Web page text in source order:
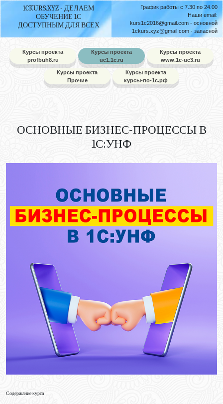
1CKURS.XYZ - ДЕЛАЕМ
ОБУЧЕНИЕ 1С
ДОСТУПНЫМ ДЛЯ ВСЕХ
График работы с 7.30 по 24.00
Наши email:
kurs1c2016@gmail.com - основной
1ckurs.xyz@gmail.com - запасной
Курсы проекта
profbuh8.ru
Курсы проекта
uc1.1c.ru
Курсы проекта
www.1c-uc3.ru
Курсы проекта
Прочие
Курсы проекта
курсы-по-1с.рф
ОСНОВНЫЕ БИЗНЕС-ПРОЦЕССЫ В
1С:УНФ
Содержание курса